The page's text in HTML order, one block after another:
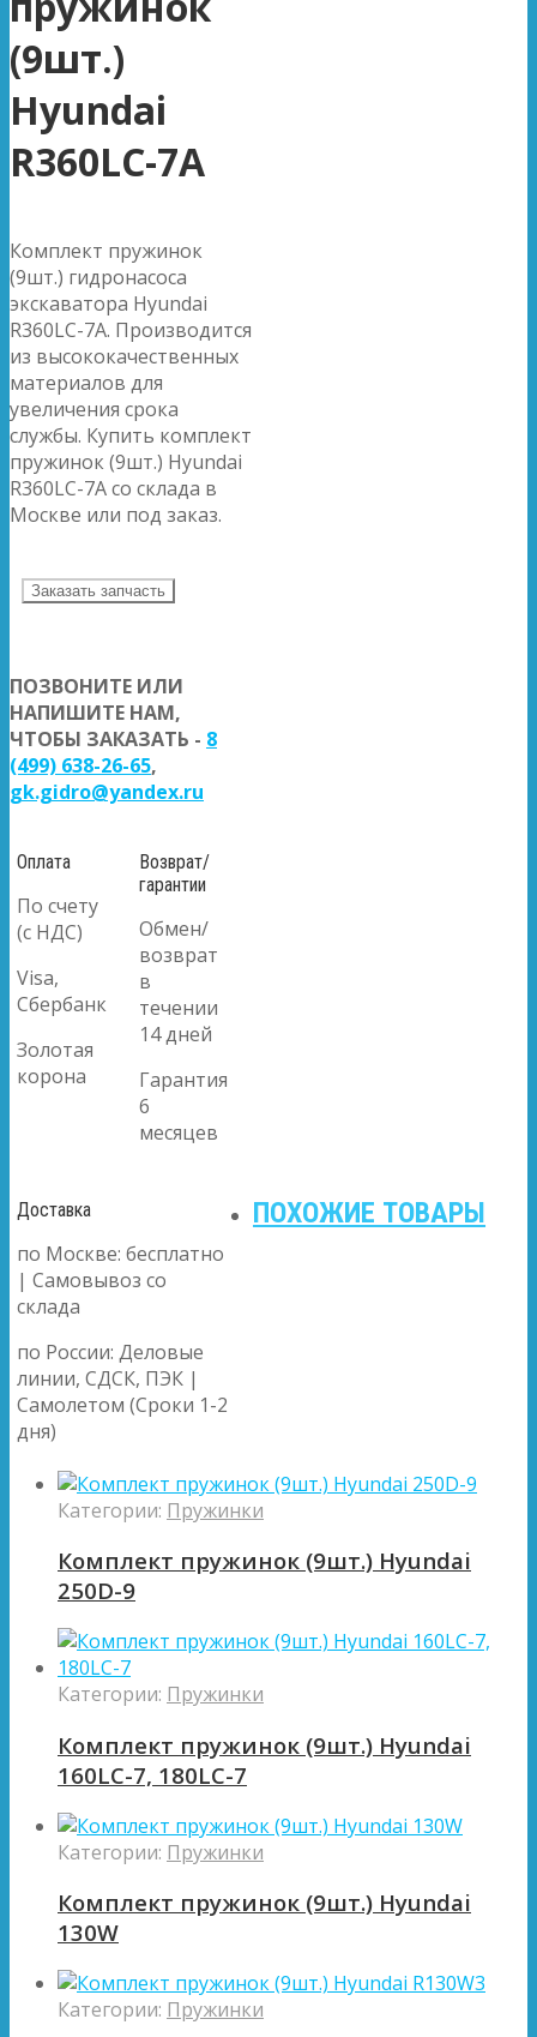
(9шт.)
Hyundai
R360LC-7A
Комплект пружинок
(9шт.) гидронасоса
экскаватора Hyundai
R360LC-7A. Производится
из высококачественных
материалов для
увеличения срока
службы. Купить комплект
пружинок (9шт.) Hyundai
R360LC-7A со склада в
Москве или под заказ.
Заказать запчасть
ПОЗВОНИТЕ ИЛИ
НАПИШИТЕ НАМ,
ЧТОБЫ ЗАКАЗАТЬ - 8
(499) 638-26-65,
gk.gidro@yandex.ru
Оплата
По счету
(с НДС)
Visa,
Сбербанк
Золотая
корона
Возврат/
гарантии
Обмен/
возврат
в
течении
14 дней
Гарантия
6
месяцев
Доставка
по Москве: бесплатно
| Самовывоз со
склада
по России: Деловые
линии, СДСК, ПЭК |
Самолетом (Сроки 1-2
дня)
ПОХОЖИЕ ТОВАРЫ
Категории: Пружинки
Комплект пружинок (9шт.) Hyundai
250D-9
Категории: Пружинки
Комплект пружинок (9шт.) Hyundai
160LC-7, 180LC-7
Категории: Пружинки
Комплект пружинок (9шт.) Hyundai
130W
Категории: Пружинки